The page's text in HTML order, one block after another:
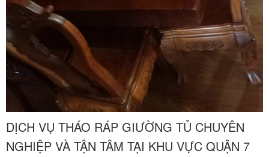
DỊCH VỤ THÁO RÁP GIƯỜNG TỦ CHUYÊN
NGHIỆP VÀ TẬN TÂM TẠI KHU VỰC QUẬN 7